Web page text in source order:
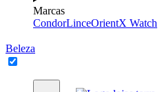
Marcas
CondorLinceOrientX Watch
Beleza